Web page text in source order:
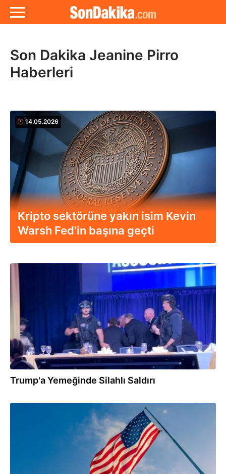
Son Dakika Jeanine Pirro
Haberleri
14.05.2026
Kripto sektörüne yakın isim Kevin
Warsh Fed'in başına geçti
Trump'a Yemeğinde Silahlı Saldırı